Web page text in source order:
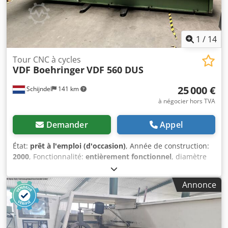
1 / 14
Schijndel 141 km
Tour CNC à cycles
VDF BoehringerVDF 560 DUS
25 000 €
à négocier hors TVA
Demander Appel
État: prêt à l'emploi (d'occasion), Année de construction:
2000, Fonctionnalité: entièrement fonctionnel, diamètre
de tournage au-dessus du chariot transversal:
alésage de broche:62 mm, longueur de tournage:2 000
mm, diamètre de tournage: 57 mm, diamètre de
pivotement au-dessus du chariot transversal:365 mm,
avance rapide axe X:5 m/min, course rapide axe Z:
m/min, vitesse de broche (min.):3 tr/min
Annonce